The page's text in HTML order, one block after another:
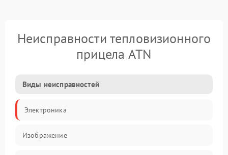
Неисправности тепловизионного
прицела ATN
Виды неисправностей
Электроника
Изображение